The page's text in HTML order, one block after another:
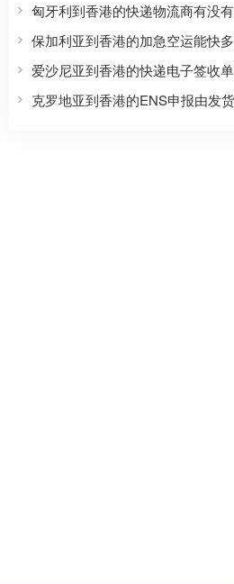
匈牙利到香港的快递物流商有没
保加利亚到香港的加急空运能快
爱沙尼亚到香港的快递电子签收
克罗地亚到香港的ENS申报由发